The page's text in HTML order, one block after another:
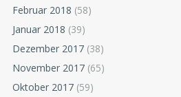
Februar 2018 (58)
Januar 2018 (39)
Dezember 2017 (38)
November 2017 (65)
Oktober 2017 (59)